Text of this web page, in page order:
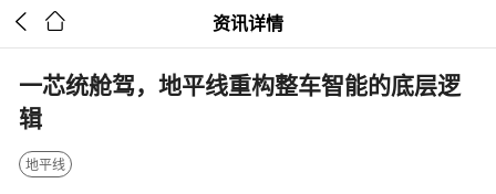
  资讯详情
一芯统舱驾，地平线重构整车智能的底层逻
辑
地平线